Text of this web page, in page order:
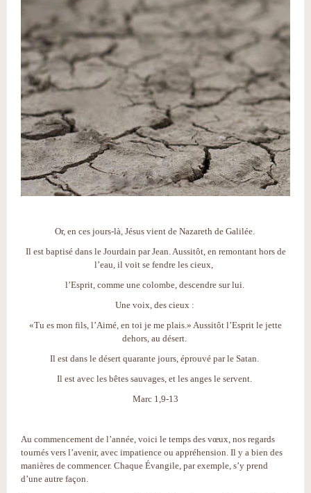
Or, en ces jours-là, Jésus vient de Nazareth de Galilée.
Il est baptisé dans le Jourdain par Jean. Aussitôt, en remontant hors de
l’eau, il voit se fendre les cieux,
l’Esprit, comme une colombe, descendre sur lui.
Une voix, des cieux :
«Tu es mon fils, l’Aimé, en toi je me plais.» Aussitôt l’Esprit le jette
dehors, au désert.
Il est dans le désert quarante jours, éprouvé par le Satan.
Il est avec les bêtes sauvages, et les anges le servent.
Marc 1,9-13
Au commencement de l’année, voici le temps des vœux, nos regards
tournés vers l’avenir, avec impatience ou appréhension. Il y a bien des
manières de commencer. Chaque Évangile, par exemple, s’y prend
d’une autre façon.